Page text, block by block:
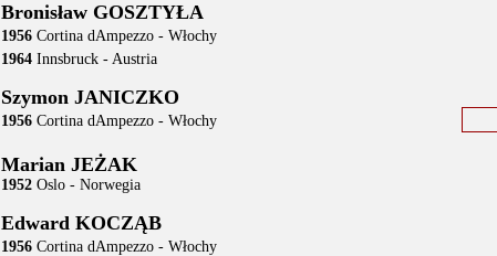
Bronisław GOSZTYŁA
1956Cortina dAmpezzo - Włochy
1964Innsbruck - Austria
Szymon JANICZKO
1956Cortina dAmpezzo - Włochy
Marian JEŻAK
1952Oslo - Norwegia
Edward KOCZĄB
1956Cortina dAmpezzo - Włochy